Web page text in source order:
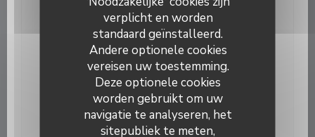
verplicht en worden
standaard geïnstalleerd.
Andere optionele cookies
vereisen uw toestemming.
Deze optionele cookies
worden gebruikt om uw
navigatie te analyseren, het
sitepubliek te meten,
Word op de hoogte gehouden
Schrijf je in op onze nieuwsbrief om gepersonaliseerde
communicatie en marketingaanbiedingen per e-mail van
ons te ontvangen.
Abonneren